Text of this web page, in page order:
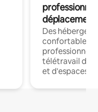
déplacement
Des
confortables
professionnels
télétravail
et d'espaces